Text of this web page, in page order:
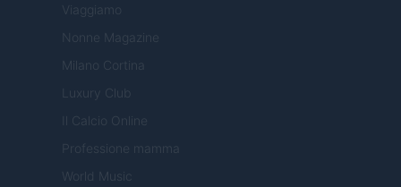
Viaggiamo
Nonne Magazine
Milano Cortina
Luxury Club
Il Calcio Online
Professione mamma
World Music